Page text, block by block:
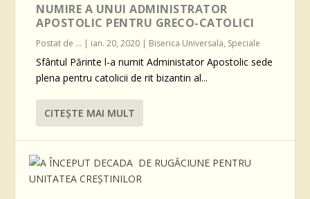
NUMIRE A UNUI ADMINISTRATOR
APOSTOLIC PENTRU GRECO-CATOLICI
Postat de ... | ian. 20, 2020 | Biserica Universala, Speciale
Sfântul Părinte l-a numit Administator Apostolic sede
plena pentru catolicii de rit bizantin al...
CITEŞTE MAI MULT